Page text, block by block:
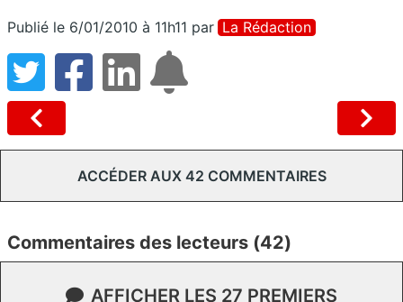
Publié le 6/01/2010 à 11h11 par La Rédaction
ACCÉDER AUX 42 COMMENTAIRES
Commentaires des lecteurs (42)
AFFICHER LES 27 PREMIERS